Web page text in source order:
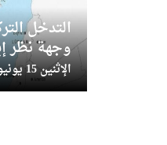
التدخل
وجهة نظر
الإثنين 15 يونيو 2020 - 19:12:46